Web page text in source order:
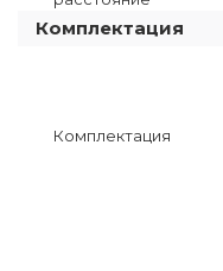
Комплектация
Комплектация